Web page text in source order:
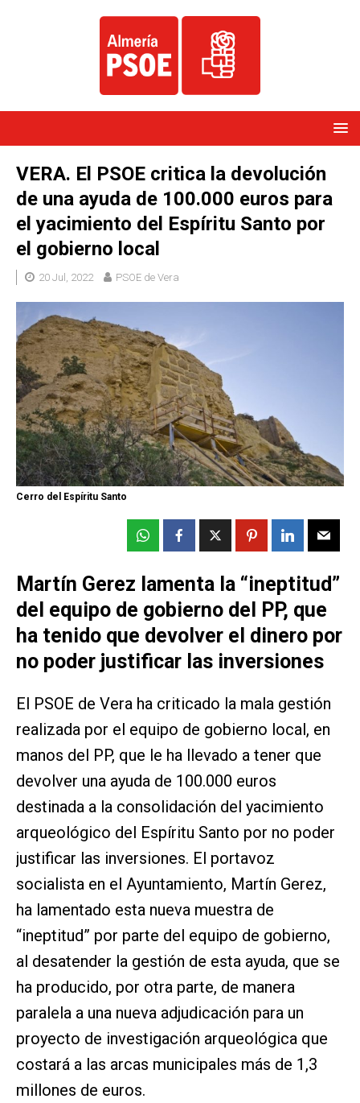
VERA. El PSOE critica la devolución
de una ayuda de 100.000 euros para
el yacimiento del Espíritu Santo por
el gobierno local
20 Jul, 2022 PSOE de Vera
Cerro del Espíritu Santo
Martín Gerez lamenta la “ineptitud”
del equipo de gobierno del PP, que
ha tenido que devolver el dinero por
no poder justificar las inversiones
El PSOE de Vera ha criticado la mala gestión
realizada por el equipo de gobierno local, en
manos del PP, que le ha llevado a tener que
devolver una ayuda de 100.000 euros
destinada a la consolidación del yacimiento
arqueológico del Espíritu Santo por no poder
justificar las inversiones. El portavoz
socialista en el Ayuntamiento, Martín Gerez,
ha lamentado esta nueva muestra de
“ineptitud” por parte del equipo de gobierno,
al desatender la gestión de esta ayuda, que se
ha producido, por otra parte, de manera
paralela a una nueva adjudicación para un
proyecto de investigación arqueológica que
costará a las arcas municipales más de 1,3
millones de euros.